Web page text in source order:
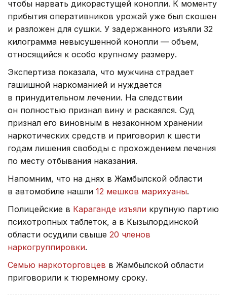
чтобы нарвать дикорастущей конопли. К моменту
прибытия оперативников урожай уже был скошен
и разложен для сушки. У задержанного изъяли 32
килограмма невысушенной конопли — объем,
относящийся к особо крупному размеру.
Экспертиза показала, что мужчина страдает
гашишной наркоманией и нуждается
в принудительном лечении. На следствии
он полностью признал вину и раскаялся. Суд
признал его виновным в незаконном хранении
наркотических средств и приговорил к шести
годам лишения свободы с прохождением лечения
по месту отбывания наказания.
Напомним, что на днях в Жамбылской области
в автомобиле нашли 12 мешков марихуаны.
Полицейские в Караганде изъяли крупную партию
психотропных таблеток, а в Кызылординской
области осудили свыше 20 членов
наркогруппировки.
Семью наркоторговцев в Жамбылской области
приговорили к тюремному сроку.